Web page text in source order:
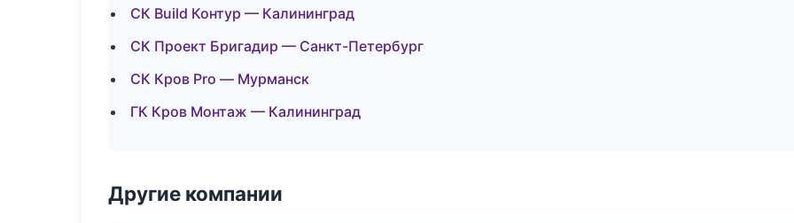
СК Build Контур — Калининград
СК Проект Бригадир — Санкт-Петербург
СК Кров Pro — Мурманск
ГК Кров Монтаж — Калининград
Другие компании